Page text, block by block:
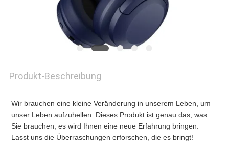
NEUIGKEITEN
BITTE
EIN
ANGEBOT
Produkt-Beschreibung
Wir brauchen eine kleine Veränderung in unserem Leben, um
unser Leben aufzuhellen. Dieses Produkt ist genau das, was
Sie brauchen, es wird Ihnen eine neue Erfahrung bringen.
Lasst uns die Überraschungen erforschen, die es bringt!